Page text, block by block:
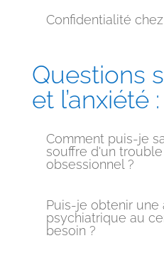
Confidentialité chez
Questions
et l’anxiété :
Comment puis-je
souffre d'un trouble
obsessionnel ?
Puis-je obtenir une
psychiatrique au
besoin ?